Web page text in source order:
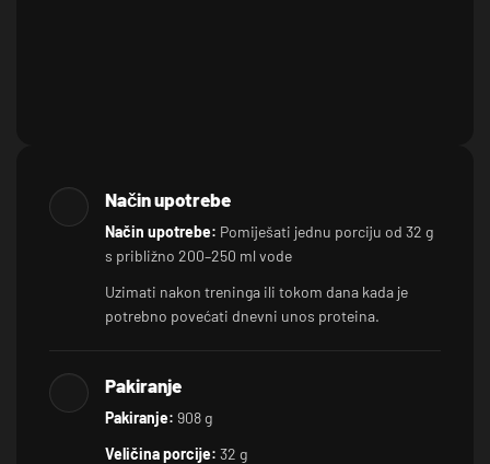
Način upotrebe
Način upotrebe: Pomiješati jednu porciju od 32 g
s približno 200–250 ml vode
Uzimati nakon treninga ili tokom dana kada je
potrebno povećati dnevni unos proteina.
Pakiranje
Pakiranje: 908 g
Veličina porcije: 32 g